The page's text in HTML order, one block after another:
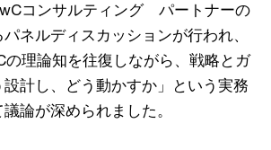
コンサルティング パートナーの
ネルディスカッションが行われ、
の理論知を往復しながら、戦略とガ
計し、どう動かすか」という実務
論が深められました。